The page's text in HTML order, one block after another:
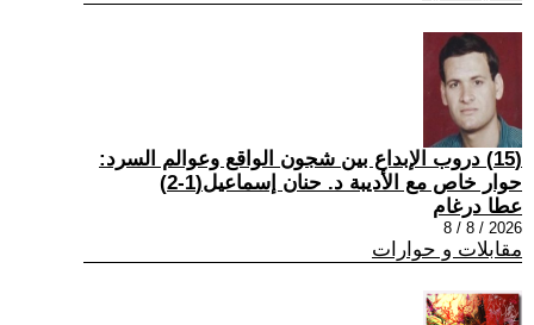
(15) دروب الإبداع بين شجون الواقع وعوالم السرد:
حوار خاص مع الأديبة د. حنان إسماعيل(1-2)
عطا درغام
2026 / 8 / 8
مقابلات و حوارات